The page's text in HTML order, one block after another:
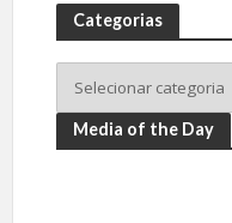
Categorias
Media of the Day